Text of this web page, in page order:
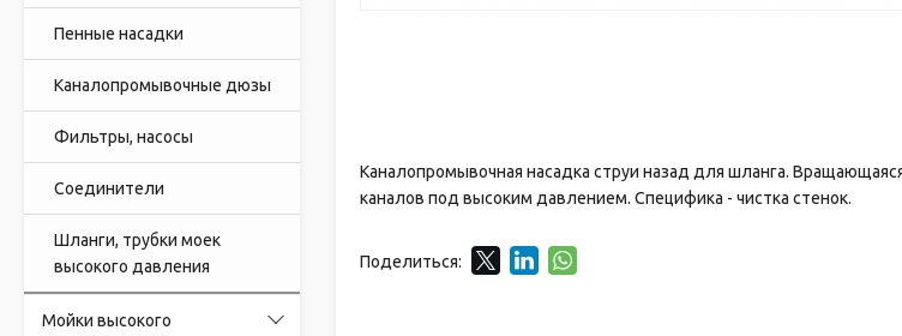
Пенные насадки
Каналопромывочные дюзы
Фильтры, насосы
Соединители
Шланги, трубки моек
высокого давления
Мойки высокого
Каналопромывочная насадка струи назад для шланга.
каналов под высоким давлением. Специфика - чистка стенок.
Поделиться: